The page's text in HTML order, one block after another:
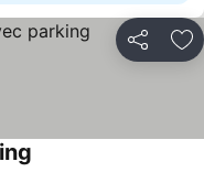
Partager